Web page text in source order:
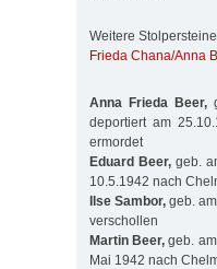
Weitere
Frieda Chana/Anna
Anna Frieda Beer,
deportiert am
ermordet
Eduard Beer,geb.
10.5.1942 nach
Ilse Sambor, geb.
verschollen
Martin Beer, geb.
Mai 1942 nach